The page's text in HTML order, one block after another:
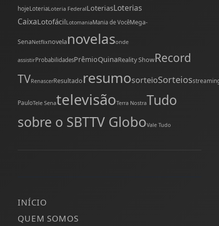
hojeLoteriaLoteria FederalLoteriasLoterias
CaixaLotofácilLotomaniaMania de VocêMega-
SenaNetflixnovelanovelasonde
assistirProbabilidadesPrêmioQuinaReality ShowRecord
TVRenascerResultadoresumosorteioSorteios
PauloTele SenatelevisãoTerra NostraTudo
sobre o SBTTV GloboVale Tudo
INÍCIO
QUEM SOMOS